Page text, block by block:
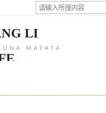
LI
.
MATATA